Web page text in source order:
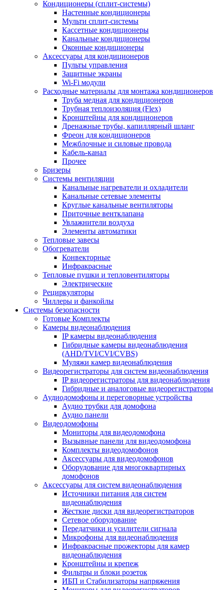
Кондиционеры (сплит-системы)
Настенные кондиционеры
Мульти сплит-системы
Кассетные кондиционеры
Канальные кондиционеры
Оконные кондиционеры
Аксессуары для кондиционеров
Пульты управления
Защитные экраны
Wi-Fi модули
Расходные материалы для монтажа кондиционеров
Труба медная для кондиционеров
Трубная теплоизоляция (Flex)
Кронштейны для кондиционеров
Дренажные трубы, капиллярный шланг
Фреон для кондиционеров
Межблочные и силовые провода
Кабель-канал
Прочее
Бризеры
Системы вентиляции
Канальные нагреватели и охладители
Канальные сетевые элементы
Круглые канальные вентиляторы
Приточные вентклапана
Увлажнители воздуха
Элементы автоматики
Тепловые завесы
Обогреватели
Конвекторные
Инфракрасные
Тепловые пушки и тепловентиляторы
Электрические
Рециркуляторы
Чиллеры и фанкойлы
Системы безопасности
Готовые Комплекты
Камеры видеонаблюдения
IP камеры видеонаблюдения
Гибридные камеры видеонаблюдения
(AHD/TVI/CVI/CVBS)
Муляжи камер видеонаблюдения
Видеорегистраторы для систем видеонаблюдения
IP видеорегистраторы для видеонаблюдения
Гибридные и аналоговые видеорегистраторы
Аудиодомофоны и переговорные устройства
Аудио трубки для домофона
Аудио панели
Видеодомофоны
Мониторы для видеодомофона
Вызывные панели для видеодомофона
Комплекты видеодомофонов
Аксессуары для видеодомофонов
Оборудование для многоквартирных
домофонов
Аксессуары для систем видеонаблюдения
Источники питания для систем
видеонаблюдения
Жесткие диски для видеорегистраторов
Сетевое оборудование
Передатчики и усилители сигнала
Микрофоны для видеонаблюдения
Инфракрасные прожекторы для камер
видеонаблюдения
Кронштейны и крепеж
Фильтры и блоки розеток
ИБП и Стабилизаторы напряжения